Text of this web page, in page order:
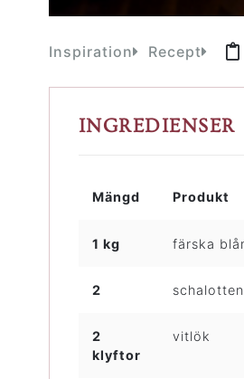
Inspiration Recept
INGREDIENSER
Mängd Produkt
1 kg färska
2
2
klyftor
vitlök